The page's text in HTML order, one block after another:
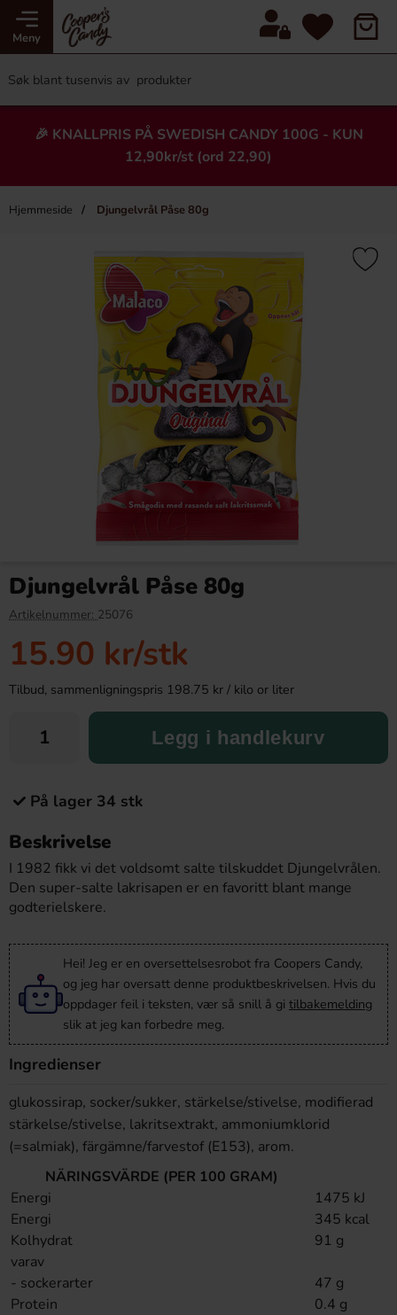
Meny
🎉 KNALLPRIS PÅ SWEDISH CANDY 100G - KUN
12,90kr/st (ord 22,90)
Hjemmeside Djungelvrål Påse 80g
Heading
×
tillsatt socker 100g
Köp
Djungelvrål Påse 80g
Artikelnummer: 25076
15.90 kr/stk
Tilbud, sammenligningspris 198.75 kr / kilo or liter
Legg i handlekurv
På lager 34 stk
Beskrivelse
I 1982 fikk vi det voldsomt salte tilskuddet Djungelvrålen.
Den super-salte lakrisapen er en favoritt blant mange
godterielskere.
Hei! Jeg er en oversettelsesrobot fra Coopers Candy,
og jeg har oversatt denne produktbeskrivelsen. Hvis du
oppdager feil i teksten, vær så snill å gi tilbakemelding
slik at jeg kan forbedre meg.
Ingredienser
glukossirap, socker/sukker, stärkelse/stivelse, modifierad
stärkelse/stivelse, lakritsextrakt, ammoniumklorid
(=salmiak), färgämne/farvestof (E153), arom.
NÄRINGSVÄRDE (PER 100 GRAM)
Energi
1475 kJ
Energi
345 kcal
Kolhydrat
91 g
varav
- sockerarter
47 g
Protein
0.4 g